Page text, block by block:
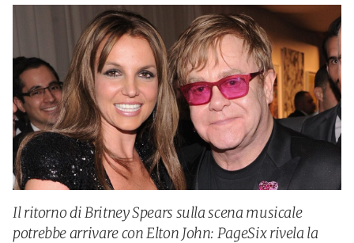
Il ritorno di Britney Spears sulla scena musicale
potrebbe arrivare con Elton John: PageSix rivela la